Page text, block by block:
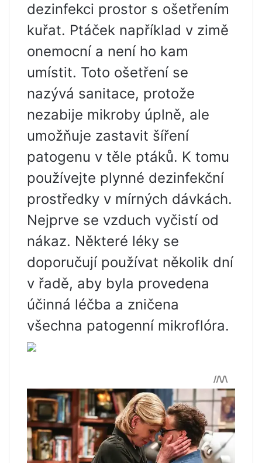
dezinfekci prostor s ošetřením
kuřat. Ptáček například v zimě
onemocní a není ho kam
umístit. Toto ošetření se
nazývá sanitace, protože
nezabije mikroby úplně, ale
umožňuje zastavit šíření
patogenu v těle ptáků. K tomu
používejte plynné dezinfekční
prostředky v mírných dávkách.
Nejprve se vzduch vyčistí od
nákaz. Některé léky se
doporučují používat několik dní
v řadě, aby byla provedena
účinná léčba a zničena
všechna patogenní mikroflóra.